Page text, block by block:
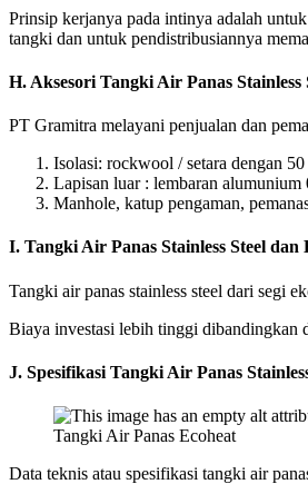
Prinsip kerjanya pada intinya adalah
tangki dan untuk pendistribusiannya
H. Aksesori Tangki Air Panas Stainless
PT Gramitra melayani penjualan dan
Isolasi: rockwool / setara dengan
Lapisan luar : lembaran alumunium
Manhole, katup pengaman,
I. Tangki Air Panas Stainless Steel dan
Tangki air panas stainless steel dari segi
Biaya investasi lebih tinggi dibandingkan
J. Spesifikasi Tangki Air Panas
Tangki Air Panas Ecoheat
Data teknis atau spesifikasi tangki air